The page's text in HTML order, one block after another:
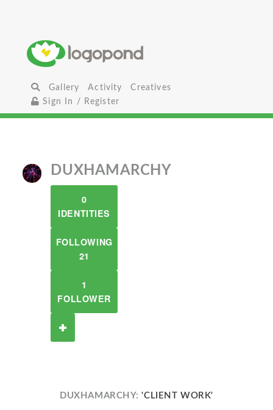
Gallery Activity
Creatives
Sign In / Register
DUXHAMARCHY
0
IDENTITIES
FOLLOWING
21
1
FOLLOWER
DUXHAMARCHY:'CLIENT WORK'